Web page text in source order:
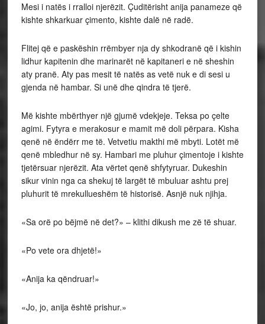
Mesi i natës i rralloi njerëzit. Çuditërisht anija panameze që
kishte shkarkuar çimento, kishte dalë në radë.
Flitej që e paskëshin rrëmbyer nja dy shkodranë që i kishin
lidhur kapitenin dhe marinarët në kapitaneri e në sheshin
aty pranë. Aty pas mesit të natës as vetë nuk e di sesi u
gjenda në hambar. Si unë dhe qindra të tjerë.
Më kishte mbërthyer një gjumë vdekjeje. Teksa po çelte
agimi. Fytyra e merakosur e mamit më doli përpara. Kisha
qenë në ëndërr me të. Vetvetiu makthi më mbyti. Lotët më
qenë mbledhur në sy. Hambari me pluhur çimentoje i kishte
tjetërsuar njerëzit. Ata vërtet qenë shfytyruar. Dukeshin
sikur vinin nga ca shekuj të largët të mbuluar ashtu prej
pluhurit të mrekullueshëm të historisë. Asnjë nuk njihja.
«Sa orë po bëjmë në det?» – klithi dikush me zë të shuar.
«Po vete ora dhjetë!»
«Anija ka qëndruar!»
«Jo, jo, anija është prishur.»